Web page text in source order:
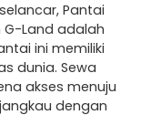
Pantai
G-Land adalah
ini memiliki
dunia. Sewa
akses menuju
dengan